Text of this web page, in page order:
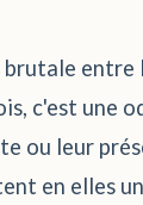
entre
c'est une
ou leur
en elles